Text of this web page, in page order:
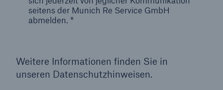
seitens der Munich Re Service GmbH
abmelden. *
Weitere Informationen finden Sie in
unseren Datenschutzhinweisen.